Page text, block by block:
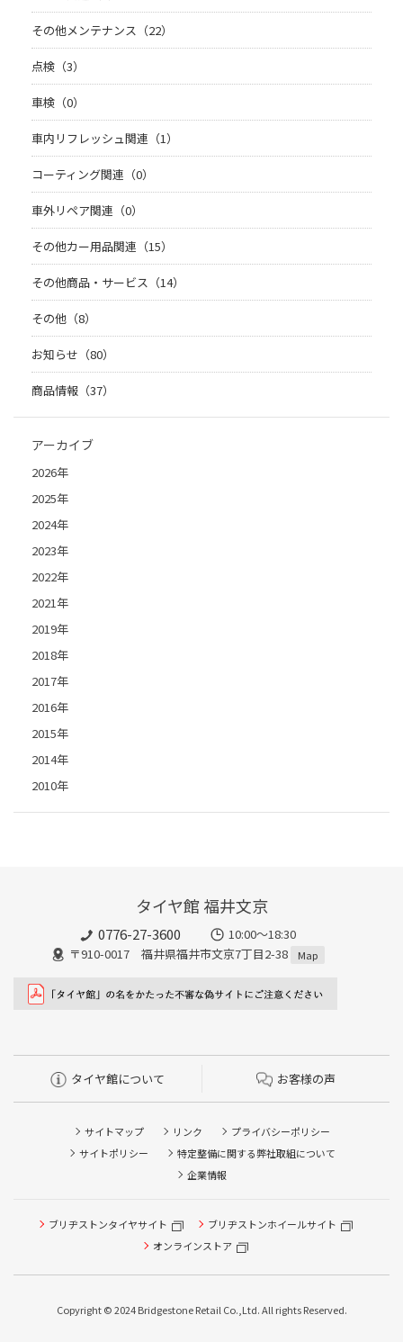
その他メンテナンス（22）
点検（3）
車検（0）
車内リフレッシュ関連（1）
コーティング関連（0）
車外リペア関連（0）
その他カー用品関連（15）
その他商品・サービス（14）
その他（8）
お知らせ（80）
商品情報（37）
アーカイブ
2026年
2025年
2024年
2023年
2022年
2021年
2019年
2018年
2017年
2016年
2015年
2014年
2010年
タイヤ館 福井文京
0776-27-3600
10:00～18:30
〒910-0017 福井県福井市文京7丁目2-38
Map
タイヤ館について お客様の声
サイトマップ リンク
プライバシーポリシー
サイトポリシー
特定整備に関する弊社取組について
企業情報
ブリヂストンタイヤサイト
ブリヂストンホイールサイト
オンラインストア
Copyright © 2024 Bridgestone Retail Co.,Ltd. All rights Reserved.
タイヤ点検・安全点検/タイヤ履き替え/オイル交換/その他